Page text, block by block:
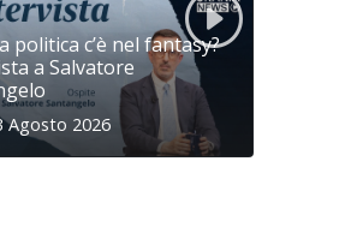
politica c’è nel fantasy?
a Salvatore
Agosto 2026